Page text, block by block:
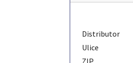
Distributor
Ulice
ZIP